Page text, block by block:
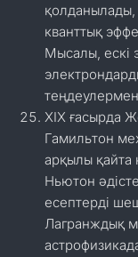
кванттық
Мысалы, ескі
XIX ғасырда
Гамильтон
арқылы қайта
Ньютон
есептерді
Лагранждық